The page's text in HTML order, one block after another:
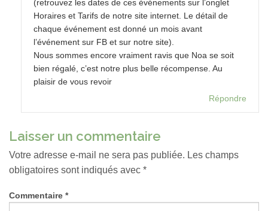
(retrouvez les dates de ces événements sur l’onglet
Horaires et Tarifs de notre site internet. Le détail de
chaque événement est donné un mois avant
l’événement sur FB et sur notre site).
Nous sommes encore vraiment ravis que Noa se soit
bien régalé, c’est notre plus belle récompense. Au
plaisir de vous revoir
Répondre
Laisser un commentaire
Votre adresse e-mail ne sera pas publiée. Les champs
obligatoires sont indiqués avec *
Commentaire *